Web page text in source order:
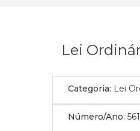
Lei
Categoria: Lei
Número/Ano: